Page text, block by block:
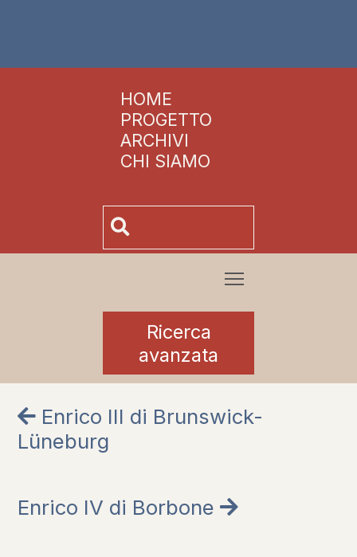
HOME
PROGETTO
ARCHIVI
CHI SIAMO
Ricerca
avanzata
Enrico III di Brunswick-
Lüneburg
Enrico IV di Borbone